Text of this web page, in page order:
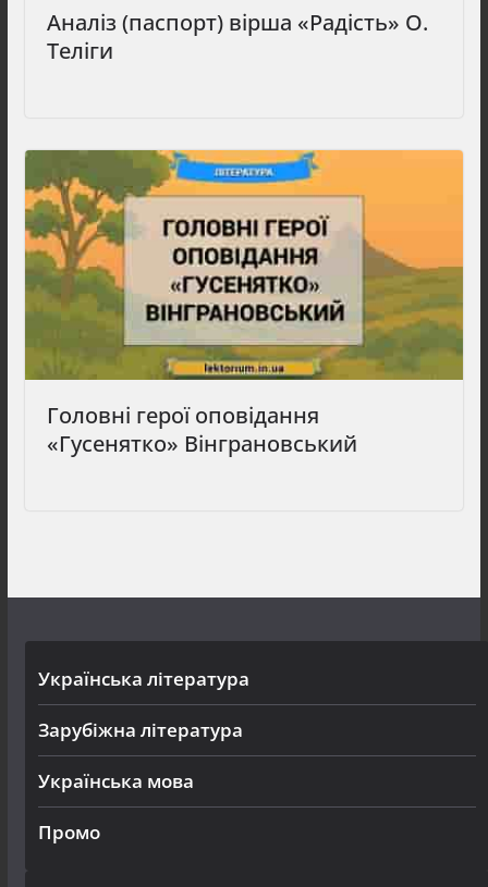
Аналіз (паспорт) вірша «Радість» О.
Теліги
Головні герої оповідання
«Гусенятко» Вінграновський
Українська література
Зарубіжна література
Українська мова
Промо